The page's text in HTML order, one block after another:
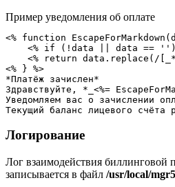
Пример уведомления об оплате
<% function
<% if (!data || data ==
<% return data.replace(/
<% } %>
*Платёж зачислен*
Здравствуйте, *_<%=
Уведомляем вас о зачислении
Текущий баланс лицевого
Логирование
Лог взаимодействия биллинговой
записывается в файл /usr/local/